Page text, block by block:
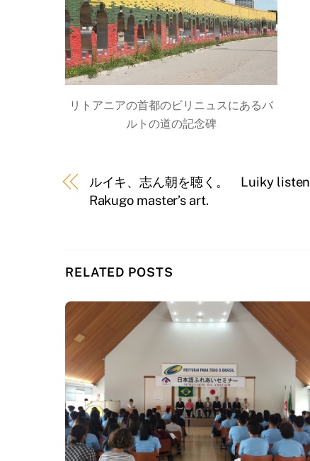
リトアニアの首都のビリニュスにあるバ
ルトの道の記念碑
ルイキ、志ん朝を聴く。 Luiky
Rakugo master’s art.
RELATED POSTS